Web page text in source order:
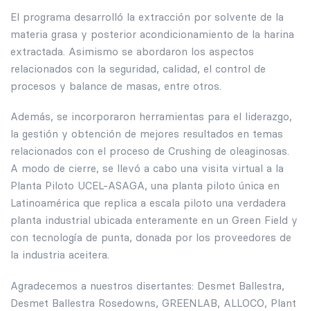
El programa desarrolló la extracción por solvente de la
materia grasa y posterior acondicionamiento de la harina
extractada. Asimismo se abordaron los aspectos
relacionados con la seguridad, calidad, el control de
procesos y balance de masas, entre otros.
Además, se incorporaron herramientas para el liderazgo,
la gestión y obtención de mejores resultados en temas
relacionados con el proceso de Crushing de oleaginosas.
A modo de cierre, se llevó a cabo una visita virtual a la
Planta Piloto UCEL-ASAGA, una planta piloto única en
Latinoamérica que replica a escala piloto una verdadera
planta industrial ubicada enteramente en un Green Field y
con tecnología de punta, donada por los proveedores de
la industria aceitera.
Agradecemos a nuestros disertantes: Desmet Ballestra,
Desmet Ballestra Rosedowns, GREENLAB, ALLOCO, Plant